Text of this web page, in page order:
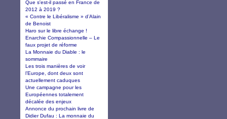
Que s'est-il passé en France de
2012 à 2019 ?
« Contre le Libéralisme » d’Alain
de Benoist
Haro sur le libre échange !
Enarchie Compassionnelle – Le
faux projet de réforme
La Monnaie du Diable : le
sommaire
Les trois manières de voir
l’Europe, dont deux sont
actuellement caduques
Une campagne pour les
Européennes totalement
décalée des enjeux
Annonce du prochain livre de
Didier Dufau : La monnaie du